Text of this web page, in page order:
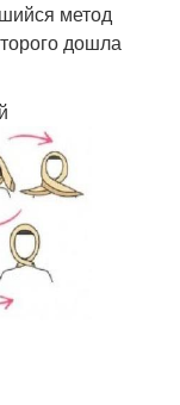
метод
дошла